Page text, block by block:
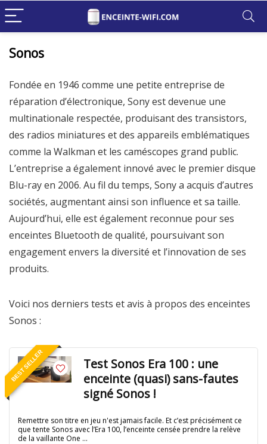
Sonos
Fondée en 1946 comme une petite entreprise de
réparation d’électronique, Sony est devenue une
multinationale respectée, produisant des transistors,
des radios miniatures et des appareils emblématiques
comme la Walkman et les caméscopes grand public.
L’entreprise a également innové avec le premier disque
Blu-ray en 2006. Au fil du temps, Sony a acquis d’autres
sociétés, augmentant ainsi son influence et sa taille.
Aujourd’hui, elle est également reconnue pour ses
enceintes Bluetooth de qualité, poursuivant son
engagement envers la diversité et l’innovation de ses
produits.
Voici nos derniers tests et avis à propos des enceintes
Sonos :
BEST SELLER
Test Sonos Era 100 : une
enceinte (quasi) sans-fautes
signé Sonos !
Remettre son titre en jeu n'est jamais facile. Et c’est précisément ce
que tente Sonos avec l’Era 100, l’enceinte censée prendre la relève
de la vaillante One ...